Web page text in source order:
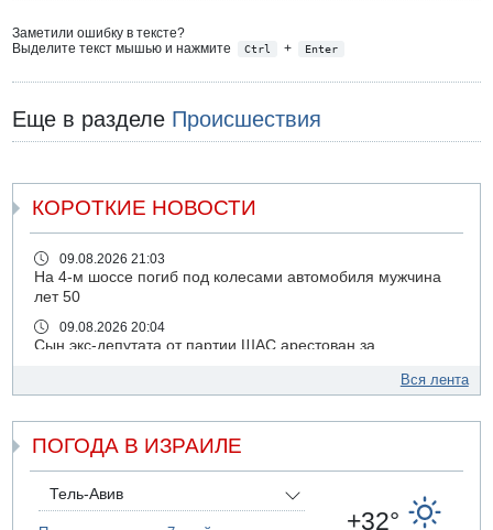
Заметили ошибку в тексте?
Выделите текст мышью и нажмите
Ctrl + Enter
Еще в разделе Происшествия
КОРОТКИЕ НОВОСТИ
09.08.2026 21:03
На 4-м шоссе погиб под колесами автомобиля мужчина
лет 50
09.08.2026 20:04
Сын экс-депутата от партии ШАС арестован за
09.08.2026 19:36
Кешет (Верхняя Галилея)
Вся лента
ПОГОДА В ИЗРАИЛЕ
Тель-Авив
+32°